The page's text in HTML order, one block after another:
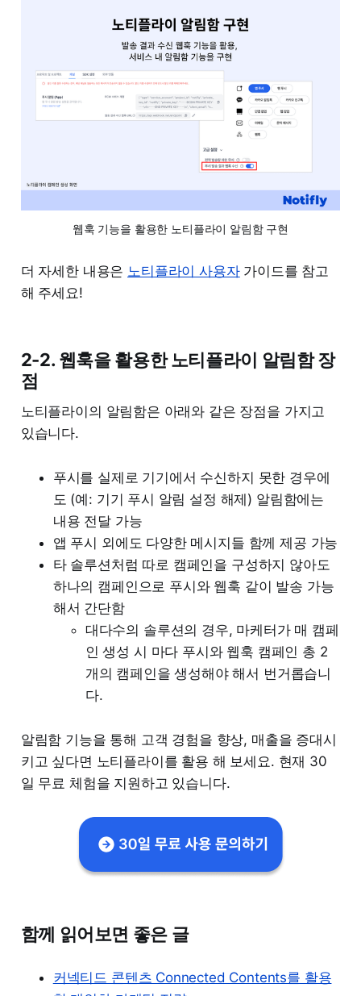
웹훅 기능을 활용한 노티플라이 알림함 구현
더 자세한 내용은 노티플라이 사용자가이드를 참고
해 주세요!
2-2. 웹훅을 활용한 노티플라이 알림함 장
점
노티플라이의 알림함은 아래와 같은 장점을 가지고
있습니다.
푸시를 실제로 기기에서 수신하지 못한 경우에
도 (예: 기기 푸시 알림 설정 해제) 알림함에는
내용 전달 가능
앱 푸시 외에도 다양한 메시지들 함께 제공 가능
타 솔루션처럼 따로 캠페인을 구성하지 않아도
하나의 캠페인으로 푸시와 웹훅 같이 발송 가능
해서 간단함
대다수의 솔루션의 경우, 마케터가 매 캠페
인 생성 시 마다 푸시와 웹훅 캠페인 총 2
개의 캠페인을 생성해야 해서 번거롭습니
다.
알림함 기능을 통해 고객 경험을 향상, 매출을 증대시
키고 싶다면 노티플라이를 활용 해 보세요. 현재 30
일 무료 체험을 지원하고 있습니다.
함께 읽어보면 좋은 글
커넥티드 콘텐츠 Connected Contents를 활용